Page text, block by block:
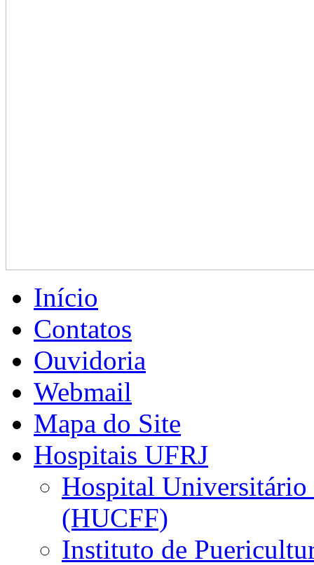
Início
Contatos
Ouvidoria
Webmail
Mapa do Site
Hospitais UFRJ
Hospital
(HUCFF)
Instituto de